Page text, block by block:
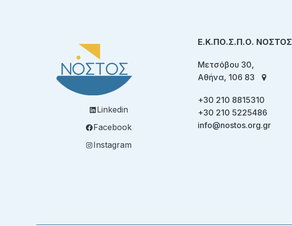
Linkedin
Facebook
Instagram
Ε.Κ.ΠΟ.Σ.Π.Ο. ΝΟΣΤΟΣ
Μετσόβου 30,
Αθήνα, 106 83
+30 210 8815310
+30 210 5225486
info@nostos.org.gr